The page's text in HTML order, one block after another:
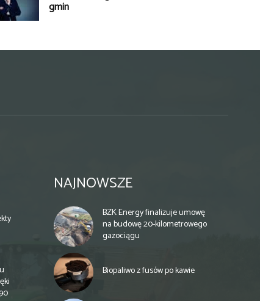
gmin
NAJNOWSZE
BZK Energy finalizuje umowę
na budowę 20-kilometrowego
gazociągu
Biopaliwo z fusów po kawie